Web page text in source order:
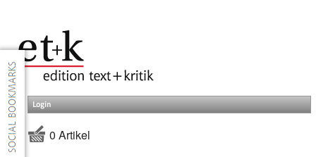
Login
0 Artikel